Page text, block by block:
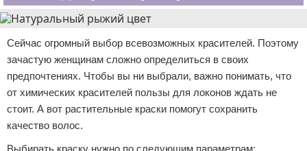
Сейчас огромный выбор всевозможных красителей. Поэтому
зачастую женщинам сложно определиться в своих
предпочтениях. Чтобы вы ни выбрали, важно понимать, что
от химических красителей пользы для локонов ждать не
стоит. А вот растительные краски помогут сохранить
качество волос.
Выбирать краску нужно по следующим параметрам: